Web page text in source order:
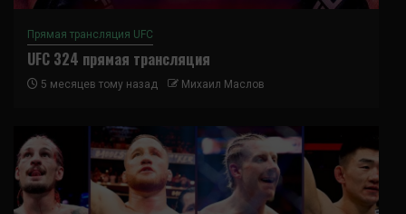
Прямая трансляция UFC
UFC 324 прямая трансляция
5 месяцев тому назад Михаил Маслов